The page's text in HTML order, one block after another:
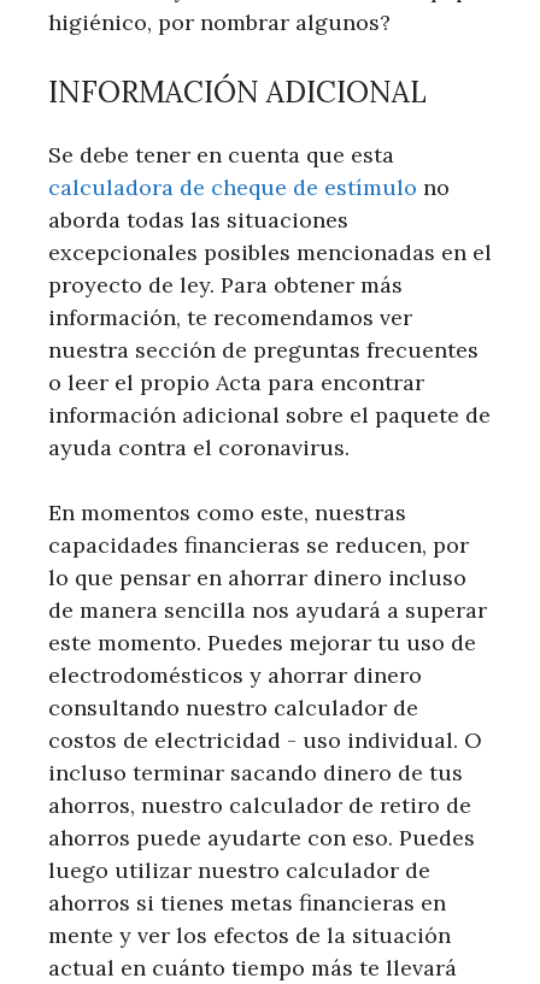
higiénico, por nombrar algunos?
INFORMACIÓN ADICIONAL
Se debe tener en cuenta que esta
calculadora de cheque de estímulo no
aborda todas las situaciones
excepcionales posibles mencionadas en el
proyecto de ley. Para obtener más
información, te recomendamos ver
nuestra sección de preguntas frecuentes
o leer el propio Acta para encontrar
información adicional sobre el paquete de
ayuda contra el coronavirus.
En momentos como este, nuestras
capacidades financieras se reducen, por
lo que pensar en ahorrar dinero incluso
de manera sencilla nos ayudará a superar
este momento. Puedes mejorar tu uso de
electrodomésticos y ahorrar dinero
consultando nuestro calculador de
costos de electricidad - uso individual. O
incluso terminar sacando dinero de tus
ahorros, nuestro calculador de retiro de
ahorros puede ayudarte con eso. Puedes
luego utilizar nuestro calculador de
ahorros si tienes metas financieras en
mente y ver los efectos de la situación
actual en cuánto tiempo más te llevará